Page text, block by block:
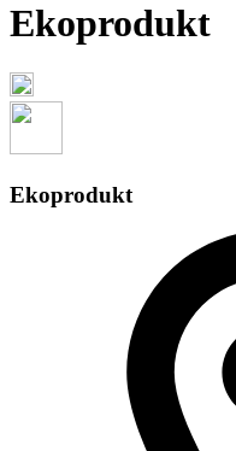
Ekoprodukt
Ekoprodukt